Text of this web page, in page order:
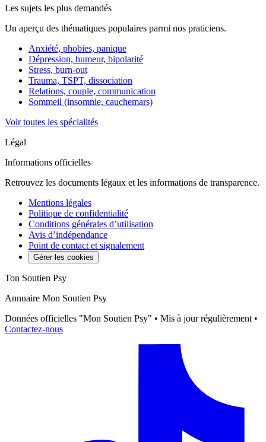
Les sujets les plus demandés
Un aperçu des thématiques populaires parmi nos praticiens.
Anxiété, phobies, panique
Dépression, humeur, bipolarité
Stress, burn-out
Trauma, TSPT, dissociation
Relations, couple, communication
Sommeil (insomnie, cauchemars)
Voir toutes les spécialités
Légal
Informations officielles
Retrouvez les documents légaux et les informations de transparence.
Mentions légales
Politique de confidentialité
Conditions générales d’utilisation
Avis d’indépendance
Point de contact et signalement
Gérer les cookies
Ton Soutien Psy
Annuaire Mon Soutien Psy
Données officielles "Mon Soutien Psy" • Mis à jour régulièrement •
Contactez-nous